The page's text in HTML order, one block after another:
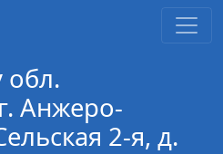
обл.
Анжеро-
2-я, д.